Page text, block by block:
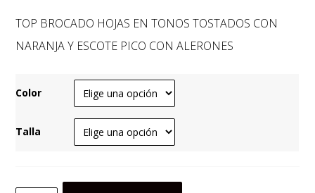
TOP BROCADO HOJAS EN TONOS TOSTADOS CON
NARANJA Y ESCOTE PICO CON ALERONES
Color
Talla